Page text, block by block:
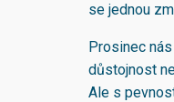
se jednou
Prosinec
důstojnost
Ale s